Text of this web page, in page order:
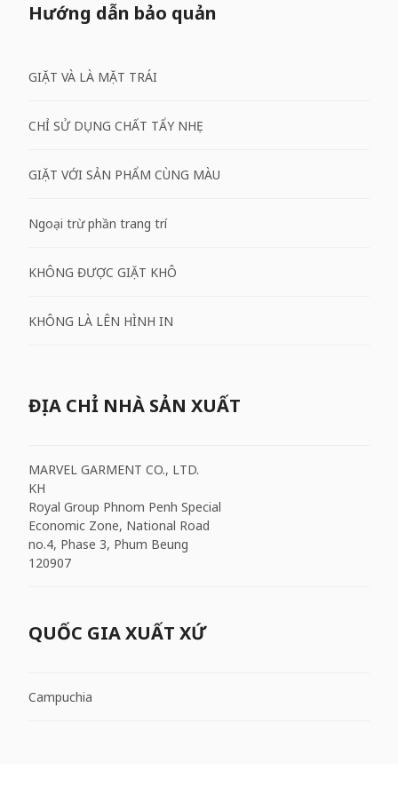
Hướng dẫn bảo quản
GIẶT VÀ LÀ MẶT TRÁI
CHỈ SỬ DỤNG CHẤT TẨY NHẸ
GIẶT VỚI SẢN PHẨM CÙNG MÀU
Ngoại trừ phần trang trí
KHÔNG ĐƯỢC GIẶT KHÔ
KHÔNG LÀ LÊN HÌNH IN
ĐỊA CHỈ NHÀ SẢN XUẤT
MARVEL GARMENT CO., LTD.
KH
Royal Group Phnom Penh Special
Economic Zone, National Road
no.4, Phase 3, Phum Beung
120907
QUỐC GIA XUẤT XỨ
Campuchia